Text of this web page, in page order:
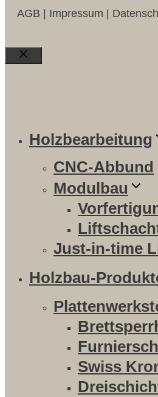
AGB | Impressum |
Close
Holzbearbeitung
CNC-Abbund
Modulbau
Just-in-time
Holzbau-
Swiss